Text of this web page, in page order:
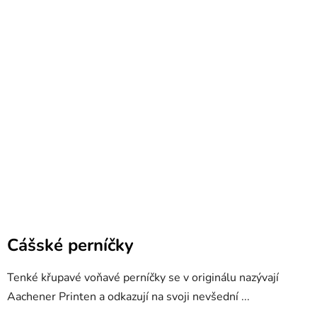
Cášské perníčky
Tenké křupavé voňavé perníčky se v originálu nazývají
Aachener Printen a odkazují na svoji nevšední ...